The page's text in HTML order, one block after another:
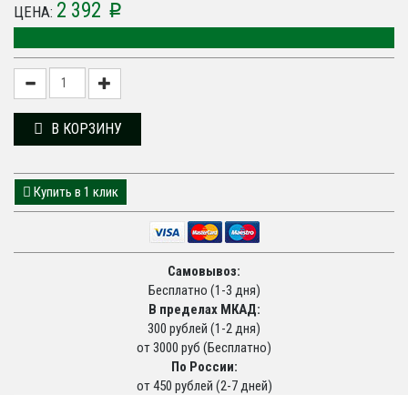
ЦЕНА: 2 392 p
В КОРЗИНУ
Купить в 1 клик
Самовывоз:
Бесплатно (1-3 дня)
В пределах МКАД:
300 рублей (1-2 дня)
от 3000 руб (Бесплатно)
По России:
от 450 рублей (2-7 дней)